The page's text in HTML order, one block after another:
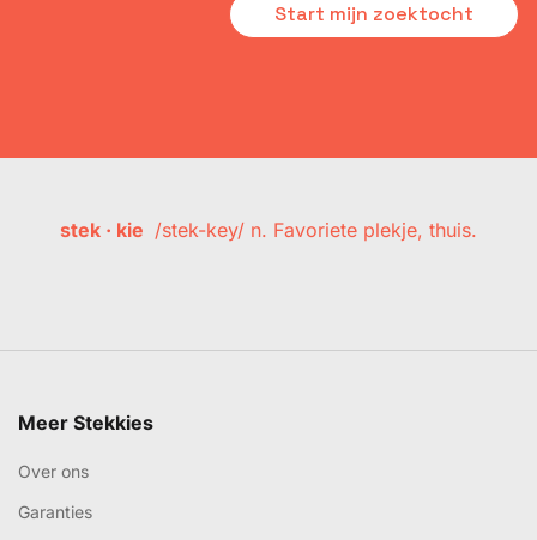
Start mijn zoektocht
stek · kie /stek-key/ n. Favoriete plekje, thuis.
Meer Stekkies
Over ons
Garanties